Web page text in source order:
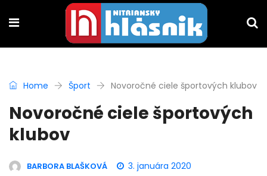
Home Šport Novoročné ciele športových klubov
Novoročné ciele športových
klubov
BARBORA BLAŠKOVÁ
3. januára 2020